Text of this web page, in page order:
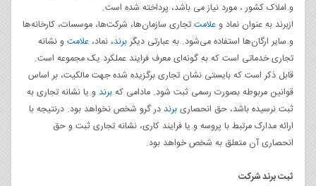
و املاک کشور ، مورد نیاز می باشد، پرداخته شده است.
ازبرند به عنوان نماد وعلامتتجاری سازمان‌ها، شرکت‌ها، موسسات، کارخانه‌ها
و سایر ارگان‌ها استفاده می‌شود. به عبارتی دیگربرند، نماد، علامتو نشانه
تجاری خدماتی است که به گونه‌ای معرف فرایند عملکرد یک مجموعه است.
قابل ذکر است که بایستی نشان تجاری برگزیده شده جهت مالکیت، بر اساس
قوانین مربوطه بصورت رسمی ثبت شود. مادامی کهبرند و یا نشانه تجاری به
ثبت نرسیده باشد، حق انحصاریبرند در گرو شخص نخواهد بود. درنتیجه با
ارائه مدارک مرتبط با پروسه و یا فرایند کاری، نشانه تجاری ثبت و حق
انحصاری آن متعلق به شخص خواهد بود.
ثبت برند شرکت